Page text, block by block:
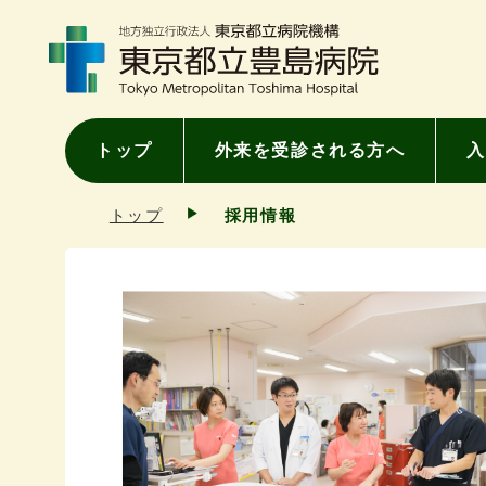
トップ 外来を受診される方へ
トップ 採用情報